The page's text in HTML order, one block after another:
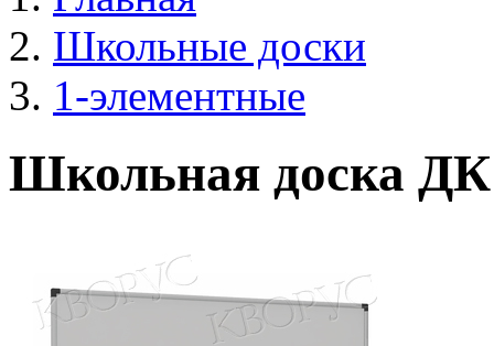
Школьные доски
1-элементные
Школьная доска ДК